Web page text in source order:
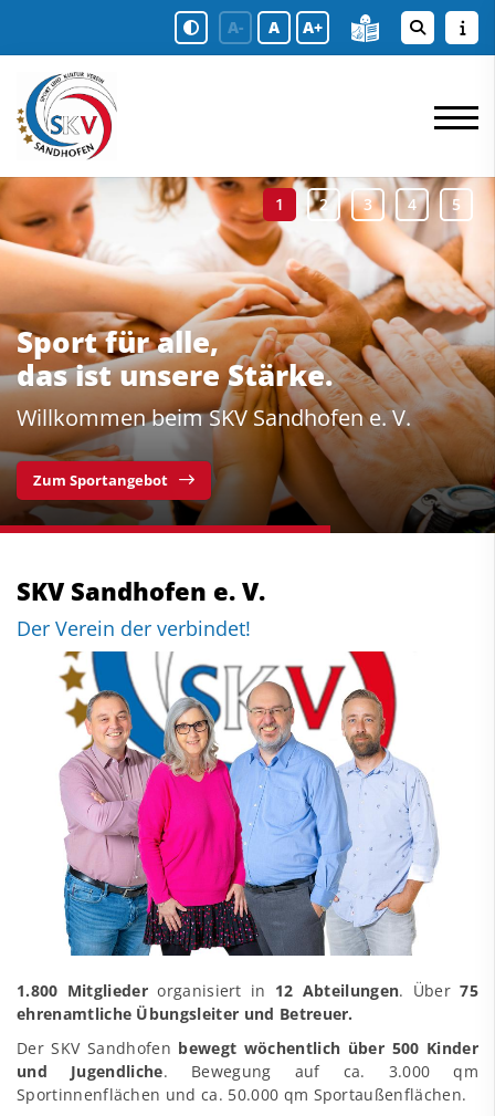
A- A A+
Sport für alle,
das ist unsere Stärke.
Willkommen beim SKV Sandhofen e. V.
Zum Sportangebot
SKV Sandhofen e. V.
Der Verein der verbindet!
1.800 Mitglieder organisiert in 12 Abteilungen. Über75
ehrenamtliche Übungsleiter und Betreuer.
Der SKV Sandhofen bewegt wöchentlich über 500 Kinder
und Jugendliche. Bewegung auf ca. 3.000 qm
Sportinnenflächen und ca. 50.000 qm Sportaußenflächen.